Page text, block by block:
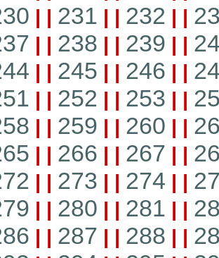
| | 231 | | 232 | |
| | 238 | | 239 | |
| | 245 | | 246 | |
| | 252 | | 253 | |
| | 259 | | 260 | |
| | 266 | | 267 | |
| | 273 | | 274 | |
| | 280 | | 281 | |
| | 287 | | 288 | |